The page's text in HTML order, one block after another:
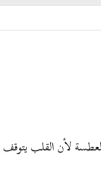
لأن القلب